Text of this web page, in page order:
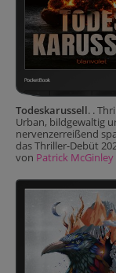
Todeskarussell. .
Urban, bildgewaltig
nervenzerreißend
das Thriller-Debüt
von Patrick McGinley